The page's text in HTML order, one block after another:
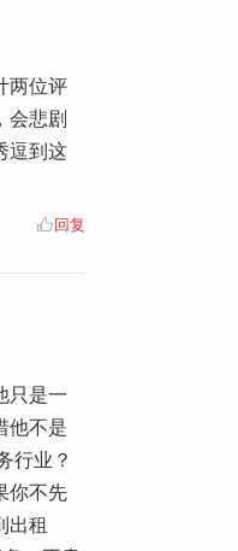
两位评
会悲剧
逗到这
回复
只是一
他不是
行业？
你不先
出租